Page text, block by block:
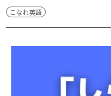
こなれ英語